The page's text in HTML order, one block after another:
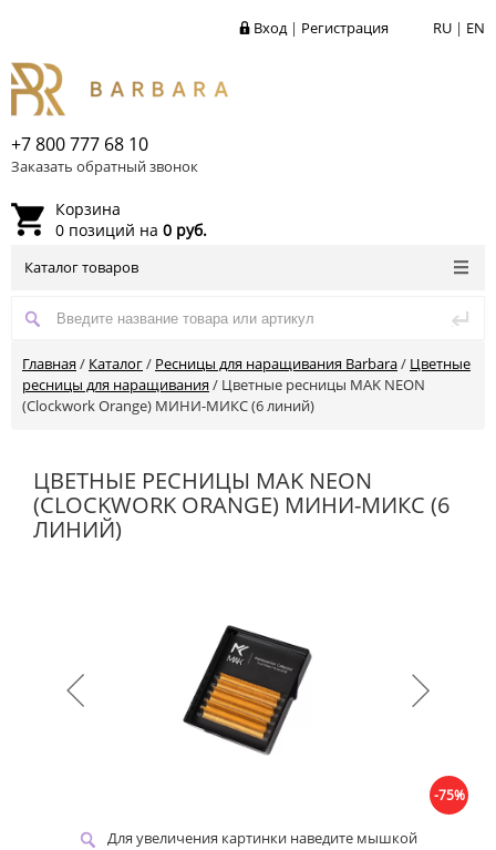
RU | EN
Вход| Регистрация
+7 800 777 68 10
Заказать обратный звонок
Корзина
0 позиций на 0 руб.
Каталог товаров
Главная / Каталог/ Ресницы для наращивания Barbara/ Цветные
ресницы для наращивания / Цветные ресницы MAK NEON
(Clockwork Orange) МИНИ-МИКС (6 линий)
ЦВЕТНЫЕ РЕСНИЦЫ MAK NEON
(CLOCKWORK ORANGE) МИНИ-МИКС (6
ЛИНИЙ)
-75%
Для увеличения картинки наведите мышкой